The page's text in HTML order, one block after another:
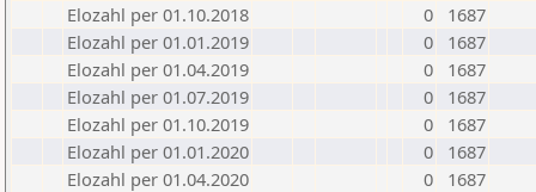
Elozahl per 01.10.2018
0
1687
Elozahl per 01.01.2019
0
1687
Elozahl per 01.04.2019
0
1687
Elozahl per 01.07.2019
0
1687
Elozahl per 01.10.2019
0
1687
Elozahl per 01.01.2020
0
1687
Elozahl per 01.04.2020
0
1687